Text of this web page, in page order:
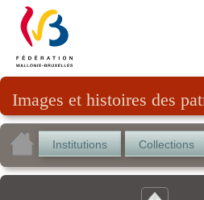
Images et histoires des
Institutions Collections